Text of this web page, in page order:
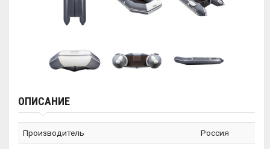
ОПИСАНИЕ
Производитель Россия